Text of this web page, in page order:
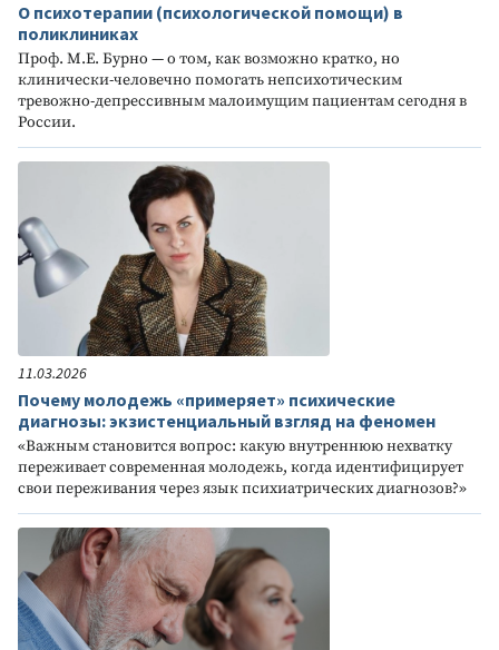
О психотерапии (психологической помощи) в
поликлиниках
Проф. М.Е. Бурно — о том, как возможно кратко, но
клинически-человечно помогать непсихотическим
тревожно-депрессивным малоимущим пациентам сегодня в
России.
11.03.2026
Почему молодежь «примеряет» психические
диагнозы: экзистенциальный взгляд на феномен
«Важным становится вопрос: какую внутреннюю нехватку
переживает современная молодежь, когда идентифицирует
свои переживания через язык психиатрических диагнозов?»